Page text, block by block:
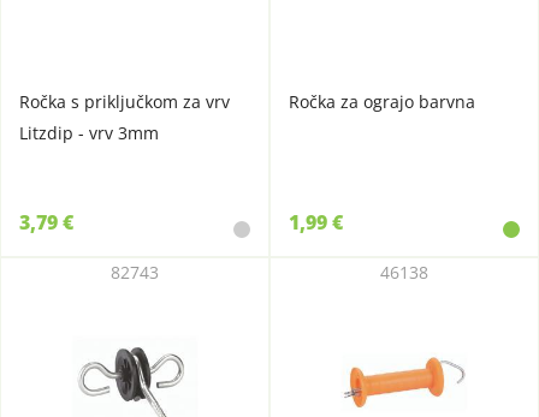
Ročka s priključkom za vrv
Litzdip - vrv 3mm
3,79 €
Ročka za ograjo barvna
1,99 €
82743 46138